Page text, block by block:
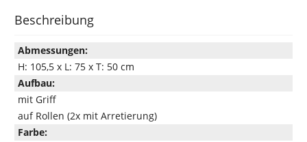
Beschreibung
Abmessungen:
H: 105,5 x L: 75 x T: 50 cm
Aufbau:
mit Griff
auf Rollen (2x mit Arretierung)
Farbe: